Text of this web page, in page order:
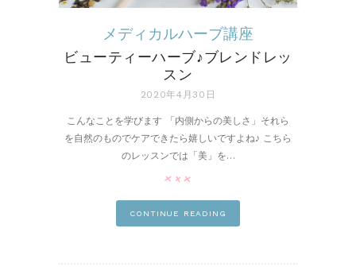
メディカルハーブ講座
ビューティーハーブ♪ブレンドレッ
スン
2020年4月30日
こんなことを学びます 「内側からの美しさ」それら
を自然のものでケアできたら嬉しいですよね♪ こちら
のレッスンでは「美」を…
CONTINUE READING